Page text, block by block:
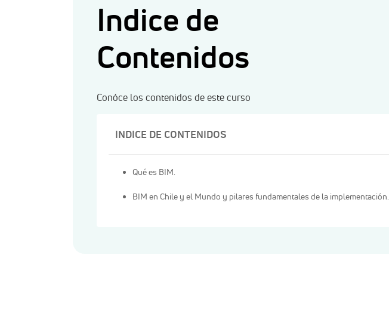
Indice de
Contenidos
Conóce los contenidos de este curso
INDICE DE CONTENIDOS
Qué es BIM.
BIM en Chile y el Mundo y pilares fundamentales de la implementación.